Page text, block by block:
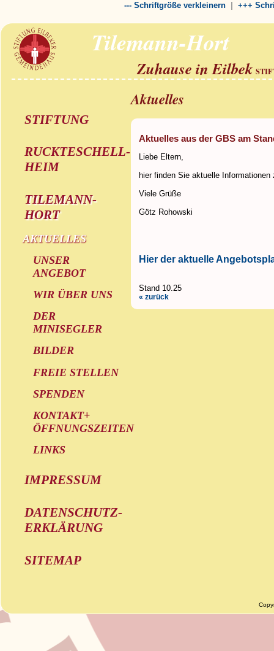
--- Schriftgröße verkleinern | +++
Tilemann-Hort
Zuhause in Eilbek
STIFTUNG
RUCKTESCHELL-
HEIM
TILEMANN-
HORT
AKTUELLES
UNSER
ANGEBOT
WIR ÜBER UNS
DER
MINISEGLER
BILDER
FREIE STELLEN
SPENDEN
KONTAKT+
ÖFFNUNGSZEITEN
LINKS
IMPRESSUM
DATENSCHUTZ-
ERKLÄRUNG
SITEMAP
Aktuelles
Aktuelles aus der GBS am
Liebe Eltern,
hier finden Sie aktuelle Informationen
Viele Grüße
Götz Rohowski
Hier der aktuelle
Stand 10.25
« zurück